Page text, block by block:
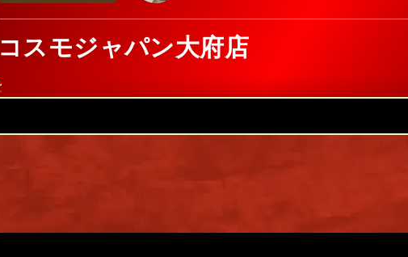
コスモジャパン大府店